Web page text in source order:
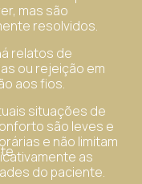
mas são
resolvidos.
relatos de
ou rejeição em
aos fios.
situações de
são leves e
e não limitam
as
do paciente.